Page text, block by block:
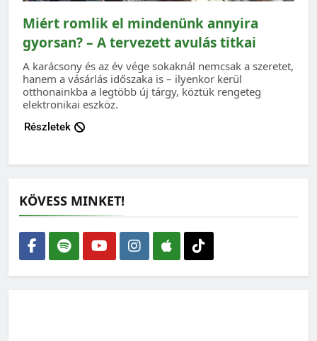
Miért romlik el mindenünk annyira
gyorsan? – A tervezett avulás titkai
A karácsony és az év vége sokaknál nemcsak a szeretet,
hanem a vásárlás időszaka is – ilyenkor kerül
otthonainkba a legtöbb új tárgy, köztük rengeteg
elektronikai eszköz.
Részletek
KÖVESS MINKET!